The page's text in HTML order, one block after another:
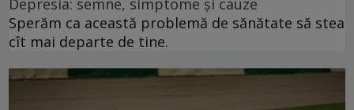
Depresia: semne, simptome și cauze
Sperăm ca această problemă de sănătate să stea
cît mai departe de tine.